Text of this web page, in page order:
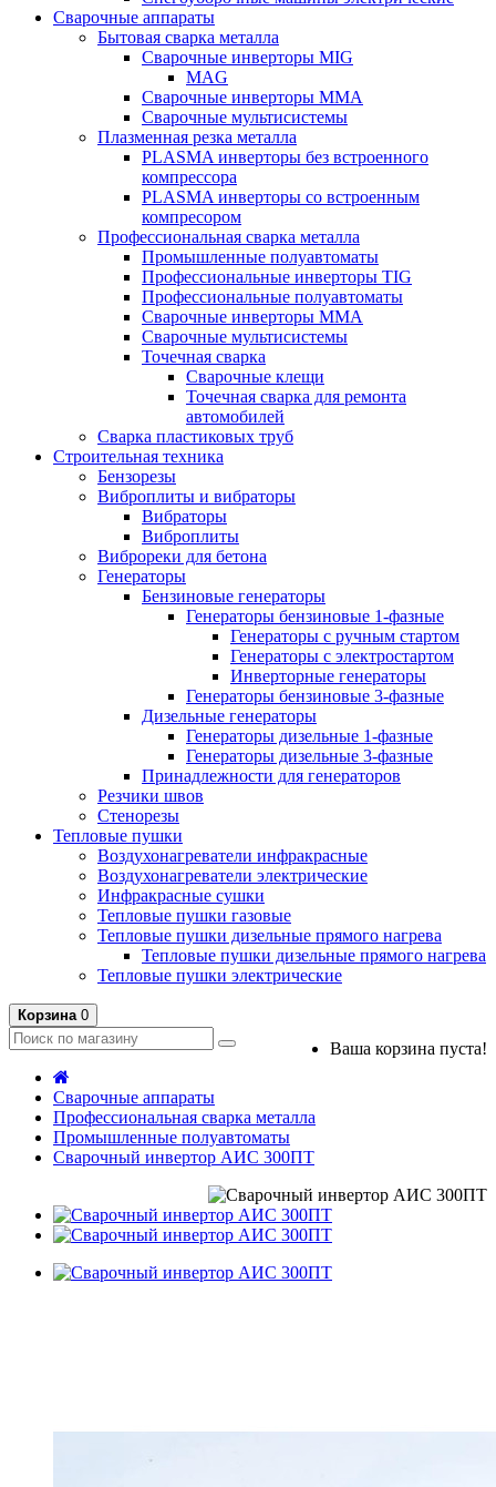
Сварочные аппараты
Бытовая сварка металла
Сварочные инверторы MIG
MAG
Сварочные инверторы ММА
Сварочные мультисистемы
Плазменная резка металла
PLASMA инверторы без встроенного
компрессора
PLASMA инверторы со встроенным
компресором
Профессиональная сварка металла
Промышленные полуавтоматы
Профессиональные инверторы TIG
Профессиональные полуавтоматы
Сварочные инверторы ММА
Сварочные мультисистемы
Точечная сварка
Сварочные клещи
Точечная сварка для ремонта
автомобилей
Сварка пластиковых труб
Строительная техника
Бензорезы
Виброплиты и вибраторы
Вибраторы
Виброплиты
Виброреки для бетона
Генераторы
Бензиновые генераторы
Генераторы бензиновые 1-фазные
Генераторы с ручным стартом
Генераторы с электростартом
Инверторные генераторы
Генераторы бензиновые 3-фазные
Дизельные генераторы
Генераторы дизельные 1-фазные
Генераторы дизельные 3-фазные
Принадлежности для генераторов
Резчики швов
Стенорезы
Тепловые пушки
Воздухонагреватели инфракрасные
Воздухонагреватели электрические
Инфракрасные сушки
Тепловые пушки газовые
Тепловые пушки дизельные прямого нагрева
Тепловые пушки дизельные прямого нагрева
Тепловые пушки электрические
Корзина 0
Ваша корзина пуста!
Сварочные аппараты
Профессиональная сварка металла
Промышленные полуавтоматы
Сварочный инвертор АИС 300ПТ